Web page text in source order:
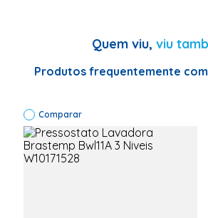
Comprimento real:17,00
Marca:Electrolux
marca(s)
Especificação
Voltagem (V)
Modelo
Quem viu, viu
Produtos frequentemente
Comparar